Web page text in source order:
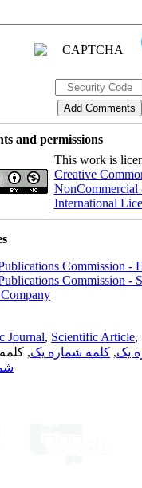
and permissions
This work is
Creative
NonCommercial
International
Commission -
Commission -
Journal, Scientific Article,
یک, کلمه شماره یک,